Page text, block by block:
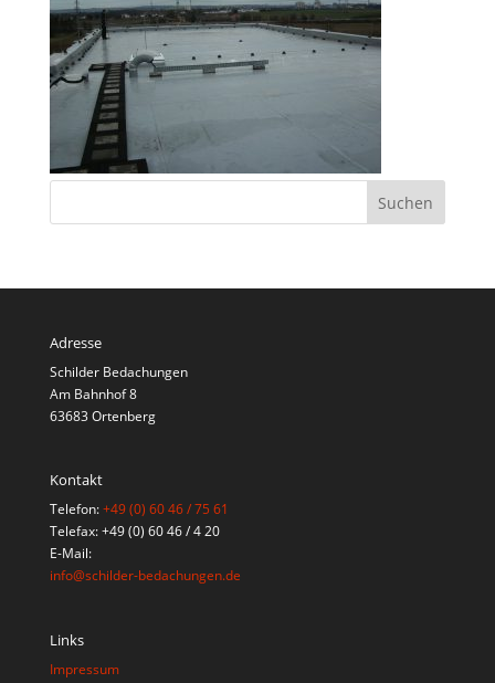
Adresse
Schilder Bedachungen
Am Bahnhof 8
63683 Ortenberg
Kontakt
Telefon:+49 (0) 60 46 / 75 61
Telefax: +49 (0) 60 46 / 4 20
E-Mail:
info@schilder-bedachungen.de
Links
Impressum